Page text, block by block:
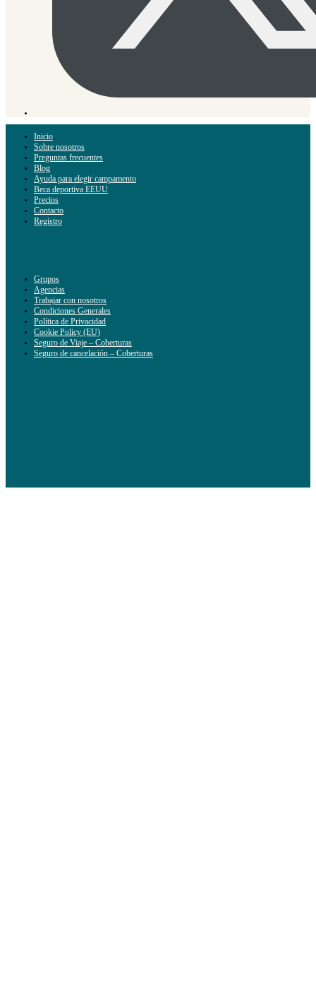
Inicio
Sobre nosotros
Preguntas frecuentes
Blog
Ayuda para elegir campamento
Beca deportiva EEUU
Precios
Contacto
Registro
Grupos
Agencias
Trabajar con nosotros
Condiciones Generales
Política de Privacidad
Cookie Policy (EU)
Seguro de Viaje – Coberturas
Seguro de cancelación – Coberturas